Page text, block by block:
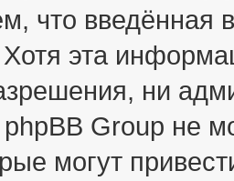
что
эта
ни
Group не
могут